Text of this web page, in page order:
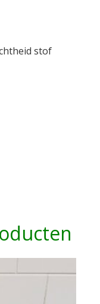
stof